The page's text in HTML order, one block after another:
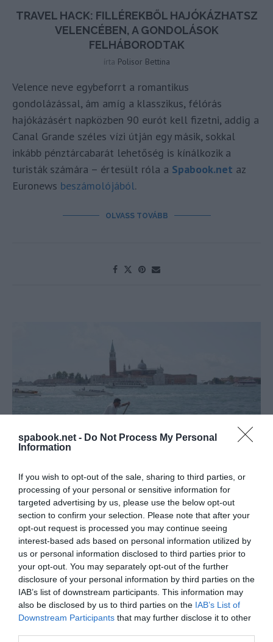
spabook.net - Do Not Process My Personal
Information
If you wish to opt-out of the sale, sharing to third parties, or
processing of your personal or sensitive information for
targeted advertising by us, please use the below opt-out
section to confirm your selection. Please note that after your
opt-out request is processed you may continue seeing
interest-based ads based on personal information utilized by
us or personal information disclosed to third parties prior to
your opt-out. You may separately opt-out of the further
disclosure of your personal information by third parties on the
IAB’s list of downstream participants. This information may
also be disclosed by us to third parties on the IAB’s List of
Downstream Participants that may further disclose it to other
TRAVEL HACK: FILLÉREKBŐL HAJÓKÁZHATSZ
VELENCÉBEN, A GONDOLÁSOK
FELHÁBORODTAK
írta Polisor Bettina
Velence neve egybeforrt a romantikus
gondolázással, ám amíg a klasszikus, félórás
hajókázásért napközben 90 eurót kell fizetni, addig a
Canal Grande széles vízi útján egy másik, sokkal
inkább pénztárcabarát lehetőség is kínálkozik a
turisták számára – értesült róla a Spabook.net az
Euronews beszámolójából.
OLVASS TOVÁBB
GONDOLÁSOKAT TOBOROZ VELENCE,
ÁLOMFIZETÉS VÁRJA AZ ÚJONCOKAT
írta Polisor Bettina
Velence, a világ egyik leglátogatottabb városa
különleges lehetőséggel állt elő azon vállalkozó
szelleműek számára, akik szívesen kipróbálnák
magukat egy igazi velencei gondolás szerepében. A
város, amely évente 30 millió turistát vonz,új